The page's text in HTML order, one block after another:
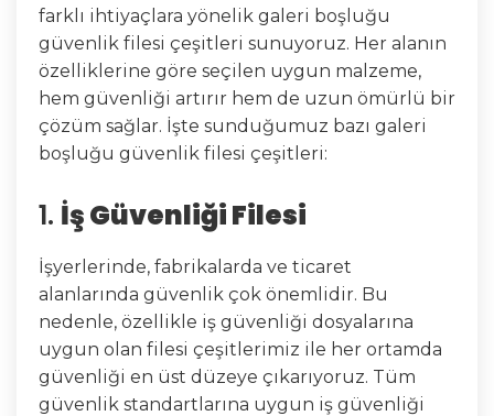
farklı ihtiyaçlara yönelik galeri boşluğu
güvenlik filesi çeşitleri sunuyoruz. Her alanın
özelliklerine göre seçilen uygun malzeme,
hem güvenliği artırır hem de uzun ömürlü bir
çözüm sağlar. İşte sunduğumuz bazı galeri
boşluğu güvenlik filesi çeşitleri:
1. İş Güvenliği Filesi
İşyerlerinde, fabrikalarda ve ticaret
alanlarında güvenlik çok önemlidir. Bu
nedenle, özellikle iş güvenliği dosyalarına
uygun olan filesi çeşitlerimiz ile her ortamda
güvenliği en üst düzeye çıkarıyoruz. Tüm
güvenlik standartlarına uygun iş güvenliği